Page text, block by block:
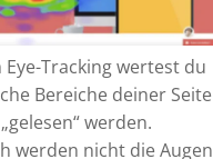
Eye-Tracking wertest du
Bereiche deiner Seite
werden.
werden nicht die Augen